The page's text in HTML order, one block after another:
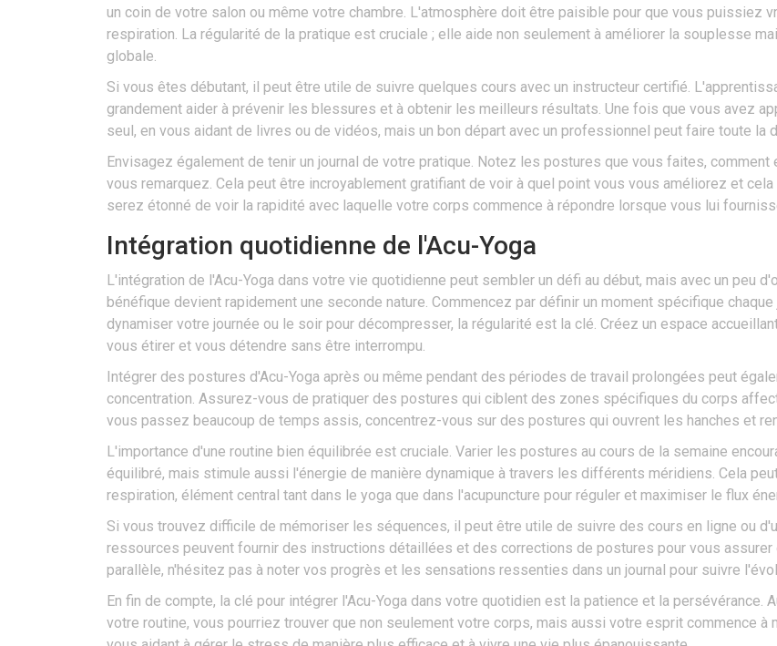
un coin de votre salon ou même votre chambre. L'atmosphère doit être paisible pour que vous puissiez
respiration. La régularité de la pratique est cruciale ; elle aide non seulement à améliorer la souplesse
globale.
Si vous êtes débutant, il peut être utile de suivre quelques cours avec un instructeur certifié.
grandement aider à prévenir les blessures et à obtenir les meilleurs résultats. Une fois que vous avez
seul, en vous aidant de livres ou de vidéos, mais un bon départ avec un professionnel peut faire toute la
Envisagez également de tenir un journal de votre pratique. Notez les postures que vous faites,
vous remarquez. Cela peut être incroyablement gratifiant de voir à quel point vous vous améliorez et
serez étonné de voir la rapidité avec laquelle votre corps commence à répondre lorsque vous lui
Intégration quotidienne de l'Acu-Yoga
L'intégration de l'Acu-Yoga dans votre vie quotidienne peut sembler un défi au début, mais avec un peu
bénéfique devient rapidement une seconde nature. Commencez par définir un moment spécifique
dynamiser votre journée ou le soir pour décompresser, la régularité est la clé. Créez un espace
vous étirer et vous détendre sans être interrompu.
Intégrer des postures d'Acu-Yoga après ou même pendant des périodes de travail prolongées peut
concentration. Assurez-vous de pratiquer des postures qui ciblent des zones spécifiques du corps
vous passez beaucoup de temps assis, concentrez-vous sur des postures qui ouvrent les hanches et
L'importance d'une routine bien équilibrée est cruciale. Varier les postures au cours de la semaine
équilibré, mais stimule aussi l'énergie de manière dynamique à travers les différents méridiens. Cela
respiration, élément central tant dans le yoga que dans l'acupuncture pour réguler et maximiser le flux
Si vous trouvez difficile de mémoriser les séquences, il peut être utile de suivre des cours en ligne ou
ressources peuvent fournir des instructions détaillées et des corrections de postures pour vous assurer
parallèle, n'hésitez pas à noter vos progrès et les sensations ressenties dans un journal pour suivre
En fin de compte, la clé pour intégrer l'Acu-Yoga dans votre quotidien est la patience et la
votre routine, vous pourriez trouver que non seulement votre corps, mais aussi votre esprit commence